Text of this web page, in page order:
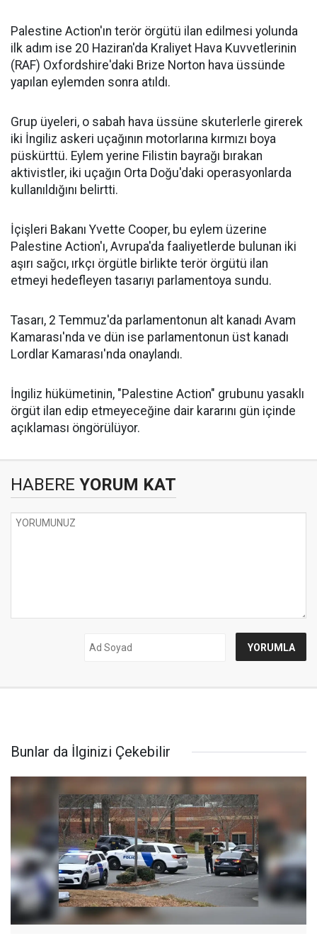
Palestine Action'ın terör örgütü ilan edilmesi yolunda
ilk adım ise 20 Haziran'da Kraliyet Hava Kuvvetlerinin
(RAF) Oxfordshire'daki Brize Norton hava üssünde
yapılan eylemden sonra atıldı.
Grup üyeleri, o sabah hava üssüne skuterlerle girerek
iki İngiliz askeri uçağının motorlarına kırmızı boya
püskürttü. Eylem yerine Filistin bayrağı bırakan
aktivistler, iki uçağın Orta Doğu'daki operasyonlarda
kullanıldığını belirtti.
İçişleri Bakanı Yvette Cooper, bu eylem üzerine
Palestine Action'ı, Avrupa'da faaliyetlerde bulunan iki
aşırı sağcı, ırkçı örgütle birlikte terör örgütü ilan
etmeyi hedefleyen tasarıyı parlamentoya sundu.
Tasarı, 2 Temmuz'da parlamentonun alt kanadı Avam
Kamarası'nda ve dün ise parlamentonun üst kanadı
Lordlar Kamarası'nda onaylandı.
İngiliz hükümetinin, "Palestine Action" grubunu yasaklı
örgüt ilan edip etmeyeceğine dair kararını gün içinde
açıklaması öngörülüyor.
HABERE YORUM KAT
Bunlar da İlginizi Çekebilir